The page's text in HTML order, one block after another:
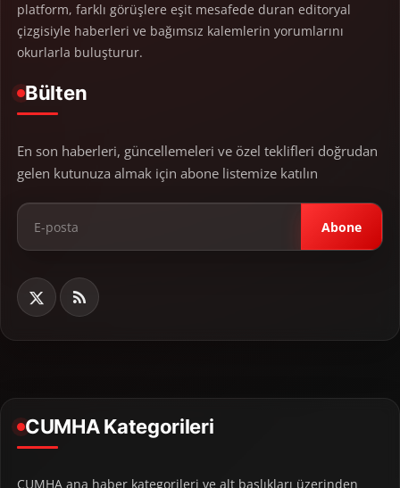
platform, farklı görüşlere eşit mesafede duran editoryal
çizgisiyle haberleri ve bağımsız kalemlerin yorumlarını
okurlarla buluşturur.
Bülten
En son haberleri, güncellemeleri ve özel teklifleri doğrudan
gelen kutunuza almak için abone listemize katılın
Abone
CUMHA Kategorileri
CUMHA ana haber kategorileri ve alt başlıkları üzerinden